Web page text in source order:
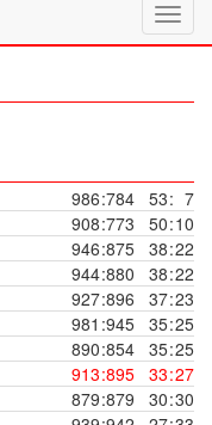
986:784 53: 7
908:773 50:10
946:875 38:22
944:880 38:22
927:896 37:23
981 :945 35:25
890:854 35:25
913:895 33:27
879:879 30:30